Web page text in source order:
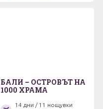
БАЛИ – ОСТРОВЪТ НА
1000 ХРАМА
14 дни / 11 нощувки